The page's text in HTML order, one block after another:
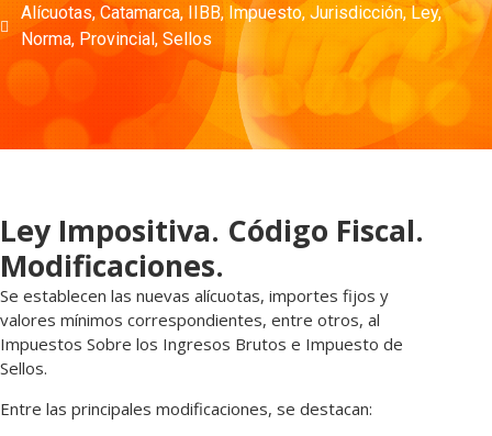
Alícuotas,Catamarca, IIBB, Impuesto, Jurisdicción,Ley,
Norma, Provincial, Sellos
Ley Impositiva. Código Fiscal.
Modificaciones.
Se establecen las nuevas alícuotas, importes fijos y
valores mínimos correspondientes, entre otros, al
Impuestos Sobre los Ingresos Brutos e Impuesto de
Sellos.
Entre las principales modificaciones, se destacan: